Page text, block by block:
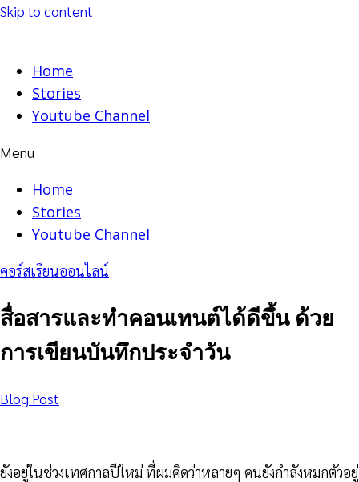
Skip to content
Home
Stories
Youtube Channel
Menu
Home
Stories
Youtube Channel
คอร์สเรียนออนไลน์
สื่อสารและทำคอนเทนต์ได้ดีขึ้น ด้วย
การเขียนบันทึกประจำวัน
Blog Post
ยังอยู่ในช่วงเทศกาลปีใหม่ ที่ผมคิดว่าหลายๆ คนยังกำลังหมกตัวอยู่